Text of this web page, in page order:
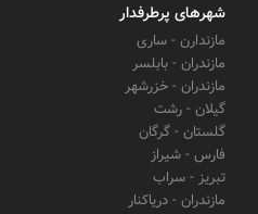
شهرهای پرطرفدار
مازندارن - ساری
مازندران - بابلسر
مازندران - خزرشهر
گیلان - رشت
گلستان - گرگان
فارس - شیراز
تبریز - سراب
مازندران - دریاکنار